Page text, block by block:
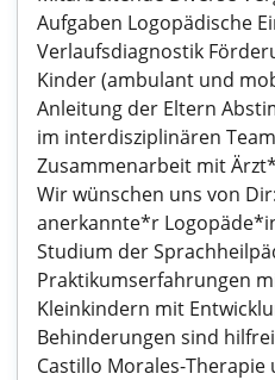
Aufgaben Logopädische
Verlaufsdiagnostik
Kinder (ambulant und
Anleitung der Eltern
im interdisziplinären
Zusammenarbeit mit
Wir wünschen uns von
anerkannte*r
Studium der
Praktikumserfahrungen
Kleinkindern mit
Behinderungen sind
Castillo Morales-